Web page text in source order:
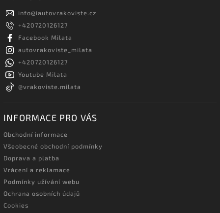
info@iautovrakoviste.cz
+420720126127
Facebook Milata
autovrakoviste_milata
+420720126127
Youtube Milata
@vrakoviste.milata
INFORMACE PRO VÁS
Obchodní informace
Všeobecné obchodní podmínky
Doprava a platba
Vrácení a reklamace
Podmínky užívání webu
Ochrana osobních údajů
Cookies